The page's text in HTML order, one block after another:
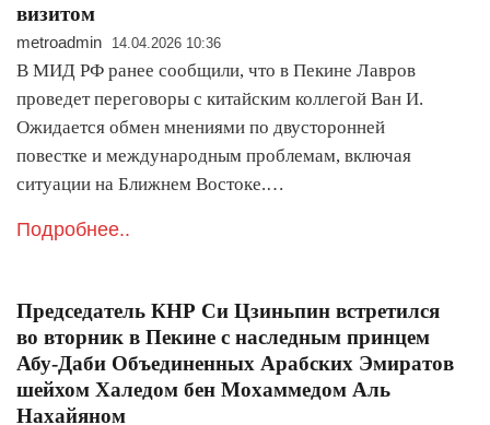
визитом
metroadmin 14.04.2026 10:36
В МИД РФ ранее сообщили, что в Пекине Лавров
проведет переговоры с китайским коллегой Ван И.
Ожидается обмен мнениями по двусторонней
повестке и международным проблемам, включая
ситуации на Ближнем Востоке.…
Подробнее..
Председатель КНР Си Цзиньпин встретился
во вторник в Пекине с наследным принцем
Абу-Даби Объединенных Арабских Эмиратов
шейхом Халедом бен Мохаммедом Аль
Нахайяном